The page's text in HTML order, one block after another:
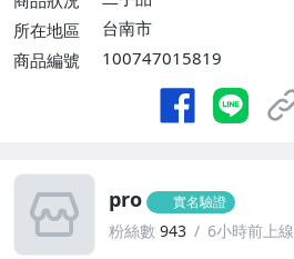
所在地區
台南市
商品編號
100747015819
pro 實名驗證
粉絲數 943 6小時前上線